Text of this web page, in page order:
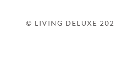
© LIVING DELUXE